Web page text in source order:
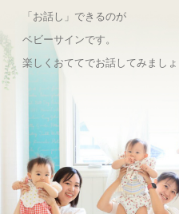
「お話し」できるのが
ベビーサインです。
楽しくおててでお話してみましょ